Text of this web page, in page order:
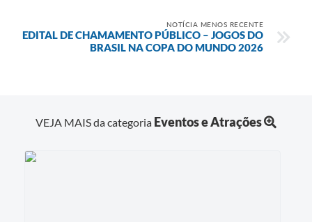
NOTÍCIA MENOS RECENTE
EDITAL DE CHAMAMENTO PÚBLICO – JOGOS DO
BRASIL NA COPA DO MUNDO 2026
VEJA MAIS da categoria Eventos e Atrações